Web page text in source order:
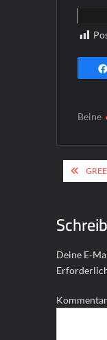
Beine
Deine E-
Kommentar